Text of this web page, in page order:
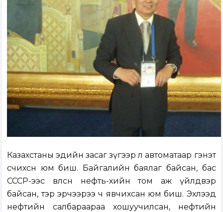
Казахстаны эдийн засаг зүгээр л автоматаар гэнэт
өсчихсөн юм биш. Байгалийн баялаг байсан, бас
СССР-ээс өвлөсөн нефть-хийн том аж үйлдвэр
байсан, тэр эрчээрээ ч явчихсан юм биш. Эхлээд
нефтийн салбараараа хошуучилсан, нефтийн